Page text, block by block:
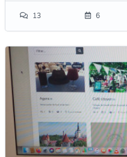
13 6